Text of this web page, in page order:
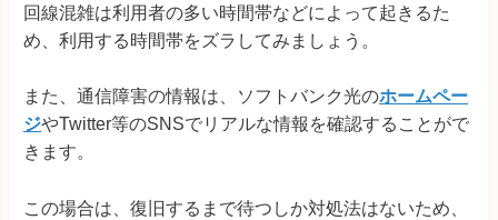
回線混雑は利用者の多い時間帯などによって起きるた
め、利用する時間帯をズラしてみましょう。
また、通信障害の情報は、ソフトバンク光のホームペー
ジやTwitter等のSNSでリアルな情報を確認することがで
きます。
この場合は、復旧するまで待つしか対処法はないため、